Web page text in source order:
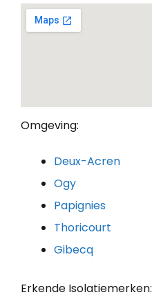
Omgeving:
Deux-Acren
Ogy
Papignies
Thoricourt
Gibecq
Erkende Isolatiemerken: